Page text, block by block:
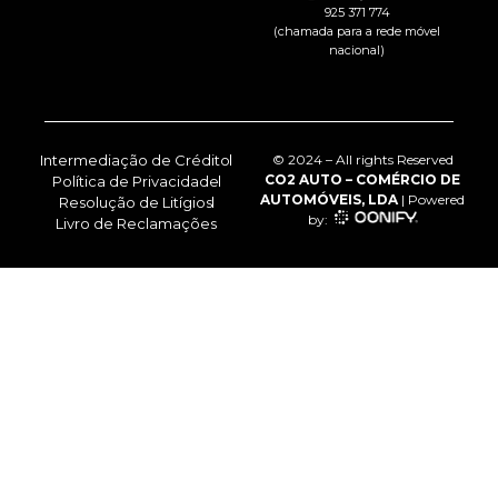
925 371 774
(chamada para a rede móvel
nacional)
© 2024 – All rights Reserved
CO2 AUTO – COMÉRCIO DE
AUTOMÓVEIS, LDA | Powered
by:
Intermediação de Crédito
Política de Privacidade
Resolução de Litígios
Livro de Reclamações